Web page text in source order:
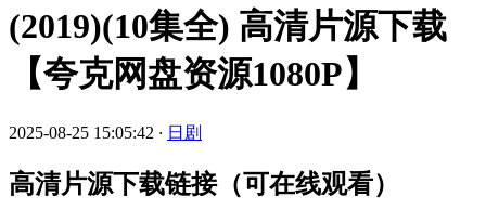
(2019)(10集全) 高清片源下载
【夸克网盘资源1080P】
2025-08-25 15:05:42 · 日剧
高清片源下载链接（可在线观看）